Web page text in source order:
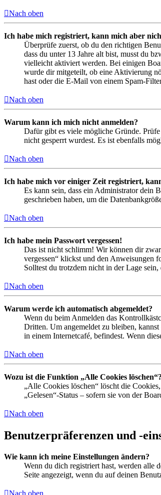
Nach oben
Ich habe mich registriert, kann mich aber
Überprüfe zuerst, ob du den richtigen
dass du unter 13 Jahre alt bist, musst du
vielleicht aktiviert werden. Bei einigen
wurde dir mitgeteilt, ob eine Aktivierung
hast oder die E-Mail von einem Spam-
Nach oben
Warum kann ich mich nicht anmelden?
Dafür gibt es viele mögliche Gründe.
nicht gesperrt wurdest. Es ist ebenfalls
Nach oben
Ich habe mich vor einiger Zeit registriert,
Es kann sein, dass ein Administrator dein
geschrieben haben, um die
Nach oben
Ich habe mein Passwort vergessen!
Das ist nicht schlimm! Wir können dir
vergessen“ klickst und den Anweisungen
Solltest du trotzdem nicht in der Lage
Nach oben
Warum werde ich automatisch abgemeldet?
Wenn du beim Anmelden das
Dritten. Um angemeldet zu bleiben,
in einem Internetcafé, befindest. Wenn
Nach oben
Wozu ist die Funktion „Alle Cookies löschen“?
„Alle Cookies löschen“ löscht die
„Gelesen“-Status – sofern sie von der
Nach oben
Benutzerpräferenzen und -
Wie kann ich meine Einstellungen ändern?
Wenn du dich registriert hast, werden alle
Seite angezeigt, wenn du auf deinen
Nach oben